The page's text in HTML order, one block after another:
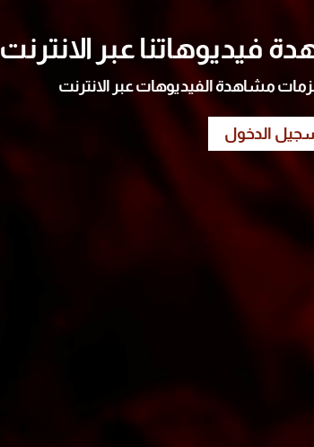
فيديوهاتنا عبر الانترنت
مشاهدة الفيديوهات عبر الانترنت